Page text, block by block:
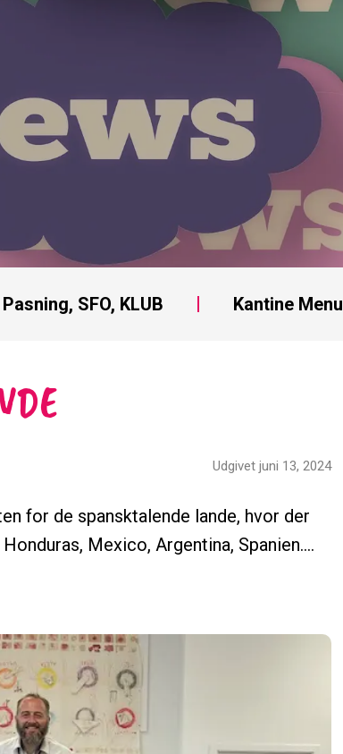
Pasning, SFO, KLUB Kantine Menu
Udgivet juni 13, 2024
for de spansktalende lande, hvor der
Mexico, Argentina, Spanien….